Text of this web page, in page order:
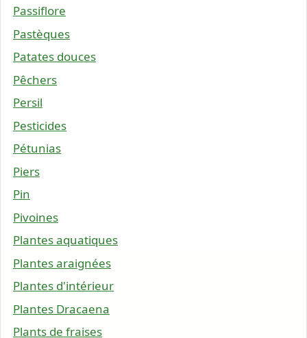
Passiflore
Pastèques
Patates douces
Pêchers
Persil
Pesticides
Pétunias
Piers
Pin
Pivoines
Plantes aquatiques
Plantes araignées
Plantes d'intérieur
Plantes Dracaena
Plants de fraises